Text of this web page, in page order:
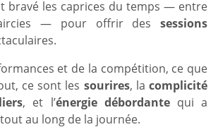
bravé les caprices du temps — entre
— pour offrir des sessions
et de la compétition, ce que
ce sont les sourires, la complicité
, et l’énergie débordantequi a
au long de la journée.